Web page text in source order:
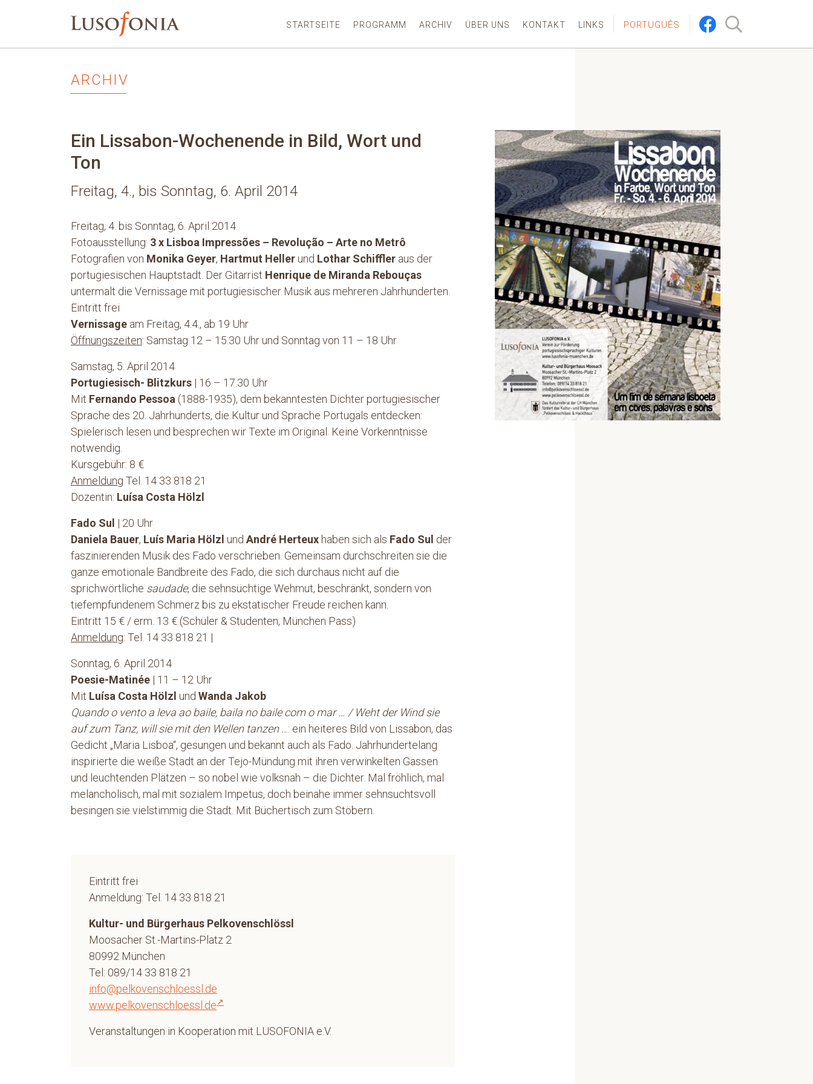
STARTSEITE PROGRAMM ARCHIV ÜBER UNS KONTAKT LINKS PORTUGUÊS
ARCHIV
Ein Lissabon-Wochenende in Bild, Wort und
Ton
Freitag, 4., bis Sonntag, 6. April 2014
Freitag, 4. bis Sonntag, 6. April 2014
Fotoausstellung: 3 x Lisboa Impressões – Revolução – Arte no Metrô
Fotografien von Monika Geyer, Hartmut Heller und Lothar Schiffler aus der
portugiesischen Hauptstadt. Der Gitarrist Henrique de Miranda Rebouças
untermalt die Vernissage mit portugiesischer Musik aus mehreren Jahrhunderten.
Eintritt frei
Vernissage am Freitag, 4.4., ab 19 Uhr
Öffnungszeiten: Samstag 12 – 15.30 Uhr und Sonntag von 11 – 18 Uhr
Samstag, 5. April 2014
Portugiesisch- Blitzkurs | 16 – 17.30 Uhr
Mit Fernando Pessoa (1888-1935), dem bekanntesten Dichter portugiesischer
Sprache des 20. Jahrhunderts, die Kultur und Sprache Portugals entdecken:
Spielerisch lesen und besprechen wir Texte im Original. Keine Vorkenntnisse
notwendig.
Kursgebühr: 8 €
Anmeldung Tel. 14 33 818 21
Dozentin: Luísa Costa Hölzl
Fado Sul | 20 Uhr
Daniela Bauer, Luís Maria Hölzl und André Herteux haben sich als Fado Sul der
faszinierenden Musik des Fado verschrieben. Gemeinsam durchschreiten sie die
ganze emotionale Bandbreite des Fado, die sich durchaus nicht auf die
sprichwörtliche saudade, die sehnsüchtige Wehmut, beschränkt, sondern von
tiefempfundenem Schmerz bis zu ekstatischer Freude reichen kann.
Eintritt 15 € / erm. 13 € (Schüler & Studenten, München Pass)
Anmeldung: Tel. 14 33 818 21 |
Sonntag, 6. April 2014
Poesie-Matinée | 11 – 12 Uhr
Mit Luísa Costa Hölzl und Wanda Jakob
Quando o vento a leva ao baile, baila no baile com o mar … / Weht der Wind sie
auf zum Tanz, will sie mit den Wellen tanzen .. .: ein heiteres Bild von Lissabon, das
Gedicht „Maria Lisboa“, gesungen und bekannt auch als Fado. Jahrhundertelang
inspirierte die weiße Stadt an der Tejo-Mündung mit ihren verwinkelten Gassen
und leuchtenden Plätzen – so nobel wie volksnah – die Dichter. Mal fröhlich, mal
melancholisch, mal mit sozialem Impetus, doch beinahe immer sehnsuchtsvoll
besingen sie vielstimmig die Stadt. Mit Büchertisch zum Stöbern.
Eintritt frei
Anmeldung: Tel. 14 33 818 21
Kultur- und Bürgerhaus Pelkovenschlössl
Moosacher St.-Martins-Platz 2
80992 München
Tel: 089/14 33 818 21
info@pelkovenschloessl.de
www.pelkovenschloessl.de
Veranstaltungen in Kooperation mit LUSOFONIA e.V.